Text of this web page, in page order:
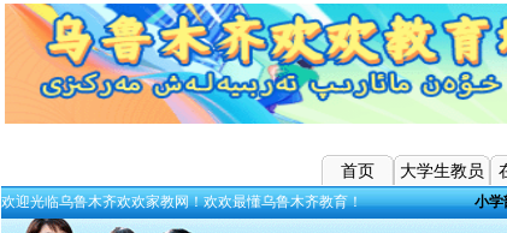
首页 大学生教员
欢迎光临乌鲁木齐欢欢家教网！欢欢最懂乌鲁木齐教育！ 小学